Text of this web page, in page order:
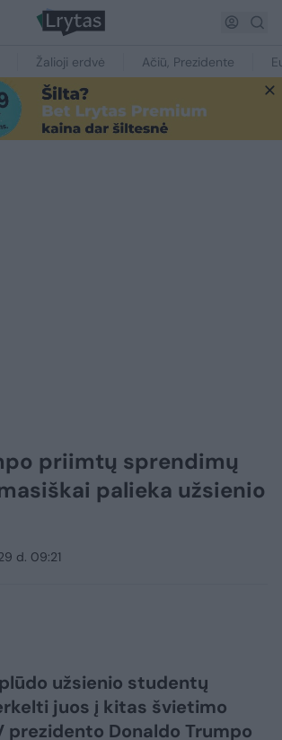
Žalioji erdvė Ačiū, Prezidente
priimtų sprendimų
palieka užsienio
d. 09:21
užsienio studentų
juos į kitas švietimo
prezidento Donaldo Trumpo